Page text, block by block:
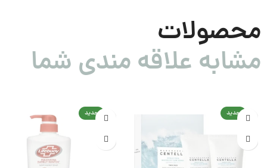
محصولات
مشابه علاقه مندی شما
جدید جدید